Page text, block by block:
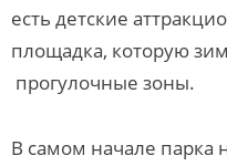
есть детские
площадка, которую
прогулочные зоны.
В самом начале парка